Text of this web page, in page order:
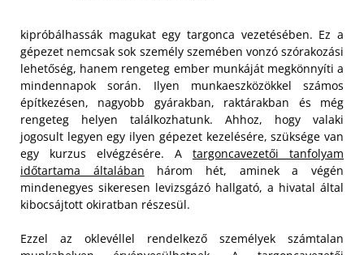
kipróbálhassák magukat egy targonca vezetésében. Ez a
gépezet nemcsak sok személy szemében vonzó szórakozási
lehetőség, hanem rengeteg ember munkáját megkönnyíti a
mindennapok során. Ilyen munkaeszközökkel számos
építkezésen, nagyobb gyárakban, raktárakban és még
rengeteg helyen találkozhatunk. Ahhoz, hogy valaki
jogosult legyen egy ilyen gépezet kezelésére, szüksége van
egy kurzus elvégzésére. A targoncavezetői tanfolyam
időtartama általában három hét, aminek a végén
mindenegyes sikeresen levizsgázó hallgató, a hivatal által
kibocsájtott okiratban részesül.
Ezzel az oklevéllel rendelkező személyek számtalan